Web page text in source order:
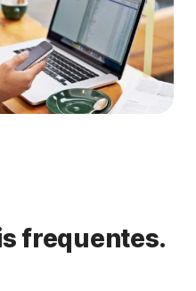
frequentes.